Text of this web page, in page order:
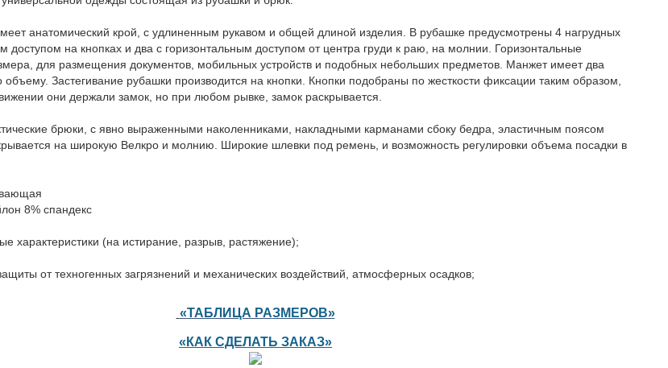
анатомический крой, с удлиненным рукавом и общей длиной изделия. В рубашке предусмотрены 4 нагрудных
доступом на кнопках и два с горизонтальным доступом от центра груди к раю, на молнии. Горизонтальные
для размещения документов, мобильных устройств и подобных небольших предметов. Манжет имеет два
объему. Застегивание рубашки производится на кнопки. Кнопки подобраны по жесткости фиксации таким образом,
они держали замок, но при любом рывке, замок раскрывается.
брюки, с явно выраженными наколенниками, накладными карманами сбоку бедра, эластичным поясом
на широкую Велкро и молнию. Широкие шлевки под ремень, и возможность регулировки объема посадки в
8% спандекс
характеристики (на истирание, разрыв, растяжение);
от техногенных загрязнений и механических воздействий, атмосферных осадков;
«ТАБЛИЦА РАЗМЕРОВ»
« КАК СДЕЛАТЬ ЗАКАЗ»